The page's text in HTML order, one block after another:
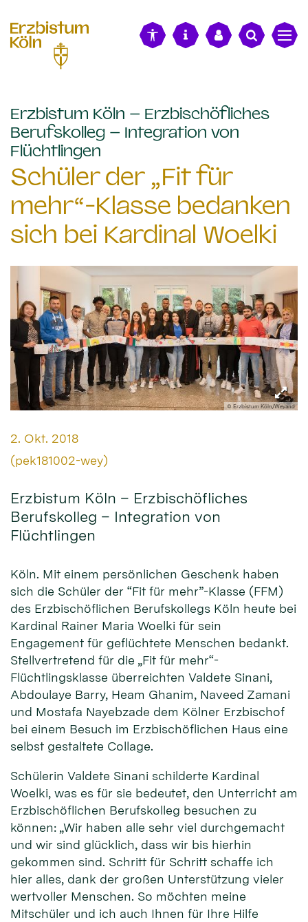
Erzbistum Köln – Erzbischöfliches
Berufskolleg – Integration von
Flüchtlingen
Schüler der „Fit für
mehr“-Klasse bedanken
sich bei Kardinal Woelki
© Erzbistum Köln/Weyand
Datum:
2. Okt. 2018
Von:
(pek181002-wey)
Erzbistum Köln – Erzbischöfliches
Berufskolleg – Integration von
Flüchtlingen
Köln. Mit einem persönlichen Geschenk haben
sich die Schüler der “Fit für mehr”-Klasse (FFM)
des Erzbischöflichen Berufskollegs Köln heute bei
Kardinal Rainer Maria Woelki für sein
Engagement für geflüchtete Menschen bedankt.
Stellvertretend für die „Fit für mehr“-
Flüchtlingsklasse überreichten Valdete Sinani,
Abdoulaye Barry, Heam Ghanim, Naveed Zamani
und Mostafa Nayebzade dem Kölner Erzbischof
bei einem Besuch im Erzbischöflichen Haus eine
selbst gestaltete Collage.
Schülerin Valdete Sinani schilderte Kardinal
Woelki, was es für sie bedeutet, den Unterricht am
Erzbischöflichen Berufskolleg besuchen zu
können: „Wir haben alle sehr viel durchgemacht
und wir sind glücklich, dass wir bis hierhin
gekommen sind. Schritt für Schritt schaffe ich
hier alles, dank der großen Unterstützung vieler
wertvoller Menschen. So möchten meine
Mitschüler und ich auch Ihnen für Ihre Hilfe